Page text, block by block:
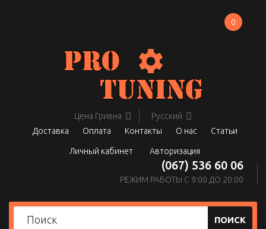
Цена Гривна
Русский
Доставка
Оплата Контакты О нас Статьи
Личный кабинет Авторизация
0
(067) 536 60 06
РЕЖИМ РАБОТЫ С 9:00 ДО 20:00
ПОИСК